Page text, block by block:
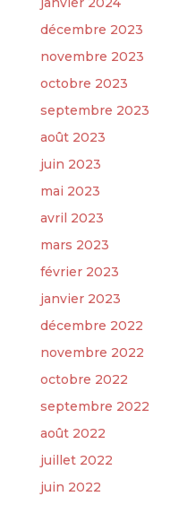
décembre 2023
novembre 2023
octobre 2023
septembre 2023
août 2023
juin 2023
mai 2023
avril 2023
mars 2023
février 2023
janvier 2023
décembre 2022
novembre 2022
octobre 2022
septembre 2022
août 2022
juillet 2022
juin 2022